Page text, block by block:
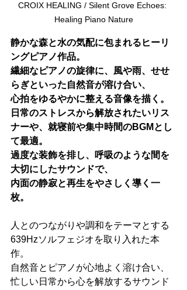
CROIX HEALING / Silent Grove Echoes:
Healing Piano Nature
静かな森と水の気配に包まれるヒーリ
ングピアノ作品。
繊細なピアノの旋律に、風や雨、せせ
らぎといった自然音が溶け合い、
心拍をゆるやかに整える音像を描く。
日常のストレスから解放されたいリス
ナーや、就寝前や集中時間のBGMとし
て最適。
過度な装飾を排し、呼吸のような間を
大切にしたサウンドで、
内面の静寂と再生をやさしく導く一
枚。
人とのつながりや調和をテーマとする
639Hzソルフェジオを取り入れた本
作。
自然音とピアノが心地よく溶け合い、
忙しい日常から心を解放するサウンド